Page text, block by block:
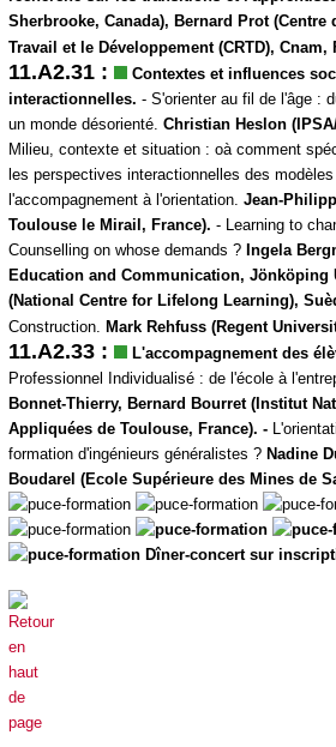
Sherbrooke, Canada), Bernard Prot (Centre
Travail et le Développement (CRTD), Cnam,
11.A2.31 :
Contextes et influences
interactionnelles. - S'orienter au fil de l'âge :
un monde désorienté. Christian Heslon
Milieu, contexte et situation : oà comment
les perspectives interactionnelles des
l'accompagnement à l'orientation. Jean-
Toulouse le Mirail, France). - Learning to
Counselling on whose demands ? Ingela
Education and Communication, Jönköping
(National Centre for Lifelong Learning),
Construction. Mark Rehfuss (Regent
11.A2.33 :
L'accompagnement des
Professionnel Individualisé : de l'école à
Bonnet-Thierry, Bernard Bourret (Institut
Appliquées de Toulouse, France). -
formation d'ingénieurs généralistes ? Nadine
Boudarel (Ecole Supérieure des Mines de
Dîner-concert sur